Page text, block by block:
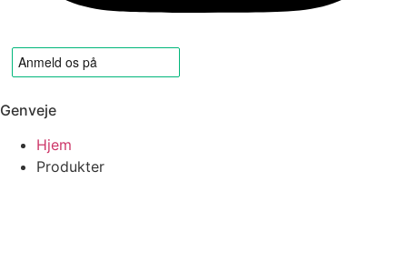
Genveje
Hjem
Produkter